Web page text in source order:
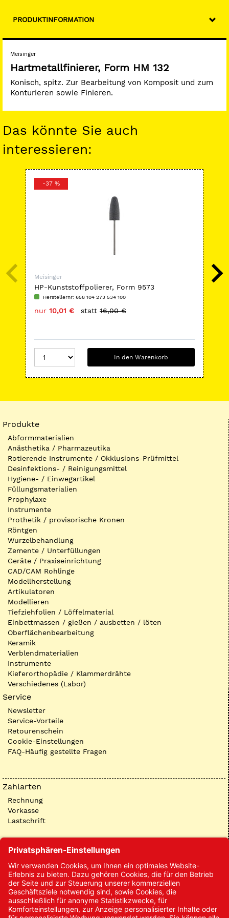
PRODUKTINFORMATION
Meisinger
Hartmetallfinierer, Form HM 132
Konisch, spitz. Zur Bearbeitung von Komposit und zum
Konturieren sowie Finieren.
Das könnte Sie auch
interessieren:
-37 %
Meisinger
HP-Kunststoffpolierer, Form 9573
Herstellernr: 658 104 273 534 100
nur 10,01 € statt 16,00 €
In den Warenkorb
Produkte
Abformmaterialien
Anästhetika / Pharmazeutika
Rotierende Instrumente / Okklusions-Prüfmittel
Desinfektions- / Reinigungsmittel
Hygiene- / Einwegartikel
Füllungsmaterialien
Prophylaxe
Instrumente
Prothetik / provisorische Kronen
Röntgen
Wurzelbehandlung
Zemente / Unterfüllungen
Geräte / Praxiseinrichtung
CAD/CAM Rohlinge
Modellherstellung
Artikulatoren
Modellieren
Tiefziehfolien / Löffelmaterial
Einbettmassen / gießen / ausbetten / löten
Oberflächenbearbeitung
Keramik
Verblendmaterialien
Instrumente
Kieferorthopädie / Klammerdrähte
Verschiedenes (Labor)
Service
Newsletter
Service-Vorteile
Retourenschein
Cookie-Einstellungen
FAQ-Häufig gestellte Fragen
Zahlarten
Rechnung
Vorkasse
Lastschrift
Kontakt
Kontakt/Anfrage
Neukundenanmeldung
Kennwort vergessen